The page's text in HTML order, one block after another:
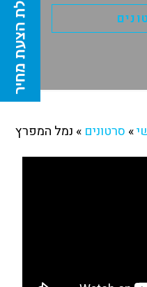
» סרטונים » נמל המפרץ